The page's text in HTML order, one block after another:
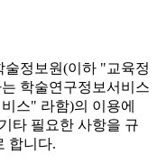
술정보원(이하 "교육정
학술연구정보서비스
스" 라함)의 이용에
타 필요한 사항을 규
합니다.